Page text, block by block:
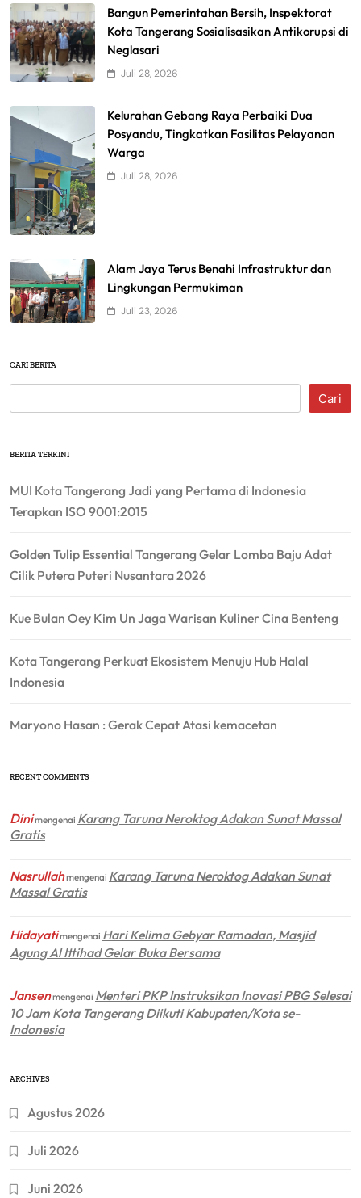
Bangun Pemerintahan Bersih, Inspektorat
Kota Tangerang Sosialisasikan Antikorupsi di
Neglasari
Juli 28, 2026
Kelurahan Gebang Raya Perbaiki Dua
Posyandu, Tingkatkan Fasilitas Pelayanan
Warga
Juli 28, 2026
Alam Jaya Terus Benahi Infrastruktur dan
Lingkungan Permukiman
Juli 23, 2026
CARI BERITA
Cari
BERITA TERKINI
MUI Kota Tangerang Jadi yang Pertama di Indonesia
Terapkan ISO 9001:2015
Golden Tulip Essential Tangerang Gelar Lomba Baju Adat
Cilik Putera Puteri Nusantara 2026
Kue Bulan Oey Kim Un Jaga Warisan Kuliner Cina Benteng
Kota Tangerang Perkuat Ekosistem Menuju Hub Halal
Indonesia
Maryono Hasan : Gerak Cepat Atasi kemacetan
RECENT COMMENTS
Dinimengenai Karang Taruna Neroktog Adakan Sunat Massal
Gratis
Nasrullahmengenai Karang Taruna Neroktog Adakan Sunat
Massal Gratis
Hidayatimengenai Hari Kelima Gebyar Ramadan, Masjid
Agung Al Ittihad Gelar Buka Bersama
Jansenmengenai Menteri PKP Instruksikan Inovasi PBG Selesai
10 Jam Kota Tangerang Diikuti Kabupaten/Kota se-
Indonesia
ARCHIVES
Agustus 2026
Juli 2026
Juni 2026